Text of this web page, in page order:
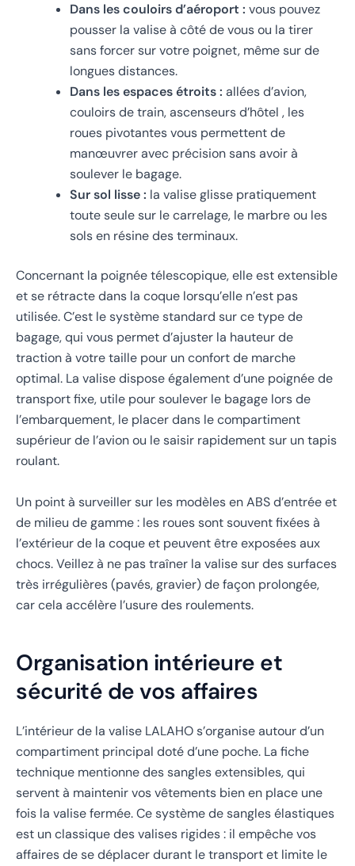
Dans les couloirs d’aéroport : vous pouvez
pousser la valise à côté de vous ou la tirer
sans forcer sur votre poignet, même sur de
longues distances.
Dans les espaces étroits : allées d’avion,
couloirs de train, ascenseurs d’hôtel , les
roues pivotantes vous permettent de
manœuvrer avec précision sans avoir à
soulever le bagage.
Sur sol lisse : la valise glisse pratiquement
toute seule sur le carrelage, le marbre ou les
sols en résine des terminaux.
Concernant la poignée télescopique, elle est extensible
et se rétracte dans la coque lorsqu’elle n’est pas
utilisée. C’est le système standard sur ce type de
bagage, qui vous permet d’ajuster la hauteur de
traction à votre taille pour un confort de marche
optimal. La valise dispose également d’une poignée de
transport fixe, utile pour soulever le bagage lors de
l’embarquement, le placer dans le compartiment
supérieur de l’avion ou le saisir rapidement sur un tapis
roulant.
Un point à surveiller sur les modèles en ABS d’entrée et
de milieu de gamme : les roues sont souvent fixées à
l’extérieur de la coque et peuvent être exposées aux
chocs. Veillez à ne pas traîner la valise sur des surfaces
très irrégulières (pavés, gravier) de façon prolongée,
car cela accélère l’usure des roulements.
Organisation intérieure et
sécurité de vos affaires
L’intérieur de la valise LALAHO s’organise autour d’un
compartiment principal doté d’une poche. La fiche
technique mentionne des sangles extensibles, qui
servent à maintenir vos vêtements bien en place une
fois la valise fermée. Ce système de sangles élastiques
est un classique des valises rigides : il empêche vos
affaires de se déplacer durant le transport et limite le